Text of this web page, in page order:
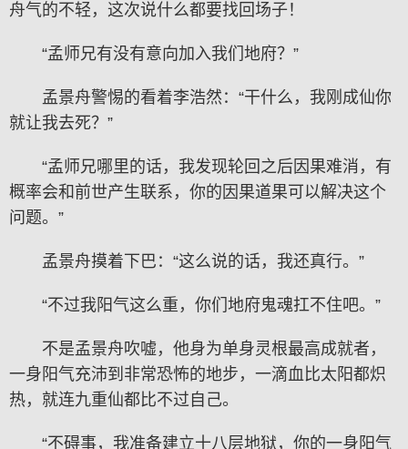
舟气的不轻，这次说什么都要找回场子！
“孟师兄有没有意向加入我们地府？”
孟景舟警惕的看着李浩然：“干什么，我刚成仙你
就让我去死？”
“孟师兄哪里的话，我发现轮回之后因果难消，有
概率会和前世产生联系，你的因果道果可以解决这个
问题。”
孟景舟摸着下巴：“这么说的话，我还真行。”
“不过我阳气这么重，你们地府鬼魂扛不住吧。”
不是孟景舟吹嘘，他身为单身灵根最高成就者，
一身阳气充沛到非常恐怖的地步，一滴血比太阳都炽
热，就连九重仙都比不过自己。
“不碍事，我准备建立十八层地狱，你的一身阳气